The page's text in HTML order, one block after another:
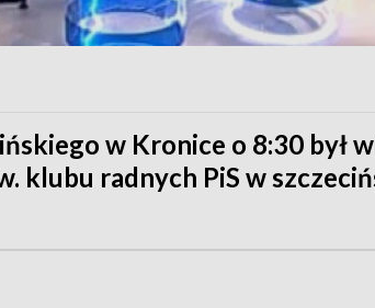
w Kronice o 8:30 był
klubu radnych PiS w